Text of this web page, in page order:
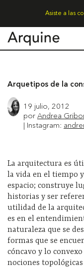
Asiste a las
Arquetipos de la
19 julio, 2012
por Andrea
| Instagram:
La arquitectura es
la vida en el tiempo
espacio; construye
historias y ser
utilidad de la
es en el
naturaleza que se
formas que se
cóncavo y lo
nociones